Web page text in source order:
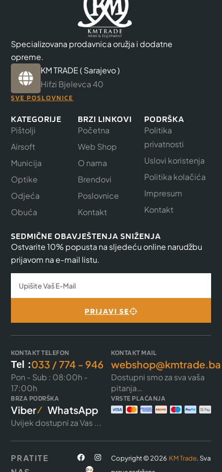
Specializovana prodavnica oružja i dodatne
opreme.
KM TRADE ( Sarajevo )
Hifzi Bjelevca 40
SVE POSLOVNICE
KATEGORIJE
Pištolji
Airsoft
Municija
Optike
Odjeća
Obuća
BRZI LINKOVI
Početna
Web Shop
O nama
Brendovi
Poslovnice
Kontakt
PODRŠKA
Politika
privatnosti
Uslovi koristenja
Politika kolačića
Impresum
Kontakt
SEDMIČNE OBAVJEŠTENJA SNIŽENJA
Ostvarite 10% popusta na sljedeću online narudžbu
prijavom na e-mail listu.
PRIJAVI SE
KONTAKT TELEFON
Tel :033 / 774 - 946
Pon - Sub : 08:00h -
17:00h
KONTAKT MAIL
webshop@kmtrade.ba
Dostupni smo za sva vaša
pitanja…
BRZA PODRŠKA
Viber WhatsApp
Uvijek dostupni za Vas ...
VRSTE PLAĆANJA
Copyright © 2026 KM Trade. Sva
PRATITE